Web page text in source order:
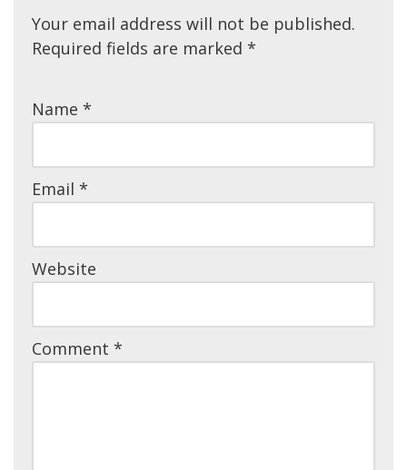
Your email address will not be published.
Required fields are marked *
Name *
Email *
Website
Comment *